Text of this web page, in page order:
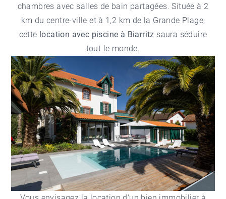
chambres avec salles de bain partagées. Située à 2
km du centre-ville et à 1,2 km de la Grande Plage,
cette location avec piscine à Biarritz saura séduire
tout le monde.